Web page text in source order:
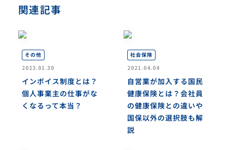
関連記事
その他
2023.01.30
インボイス制度とは？
個人事業主の仕事がな
くなるって本当？
社会保険
2021.04.04
自営業が加入する国民
健康保険とは？会社員
の健康保険との違いや
国保以外の選択肢も解
説